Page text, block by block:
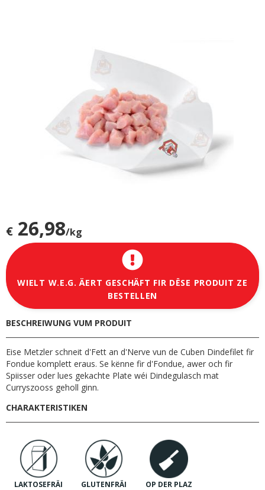
€ 26,98/kg
WIELT W.E.G. ÄERT GESCHÄFT FIR DËSE PRODUIT ZE
BESTELLEN
BESCHREIWUNG VUM PRODUIT
Eise Metzler schneit d'Fett an d'Nerve vun de Cuben Dindefilet fir
Fondue komplett eraus. Se kënne fir d'Fondue, awer och fir
Spiisser oder lues gekachte Plate wéi Dindegulasch mat
Curryszooss geholl ginn.
CHARAKTERISTIKEN
LAKTOSEFRÄI GLUTENFRÄI
OP DER PLAZ